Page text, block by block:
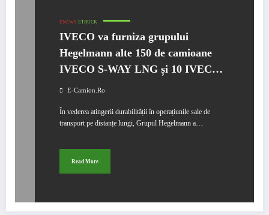
ENEWS ETRUCK
IVECO va furniza grupului
Hegelmann alte 150 de camioane
IVECO S-WAY LNG și 10 IVECO
S-WAY CNG
E-Camion.ro
În vederea atingerii durabilității în operațiunile sale de
transport pe distanțe lungi, Grupul Hegelmann a…
Read More